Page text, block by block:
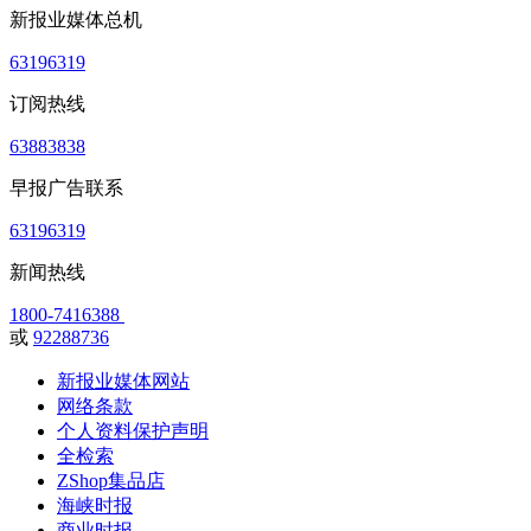
新报业媒体总机
63196319
订阅热线
63883838
早报广告联系
63196319
新闻热线
1800-7416388
或 92288736
新报业媒体网站
网络条款
个人资料保护声明
全检索
ZShop集品店
海峡时报